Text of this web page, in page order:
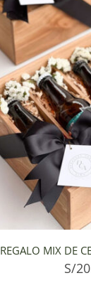
REGALO MIX DE
S/